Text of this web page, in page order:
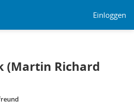
Einloggen
(Martin Richard